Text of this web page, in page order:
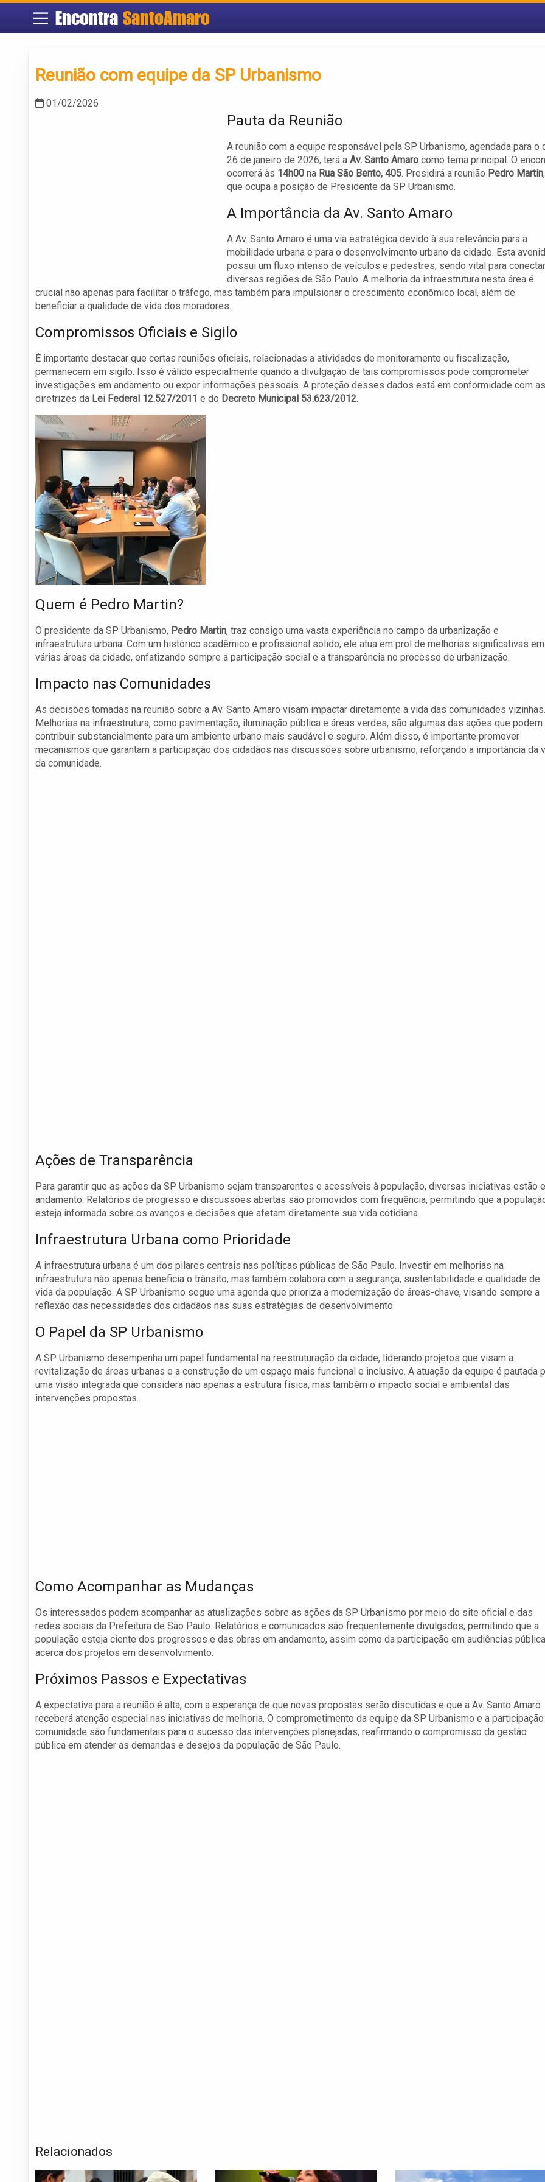
Encontra SantoAmaro
Reunião com equipe da SP Urbanismo
01/02/2026
Pauta da Reunião
A reunião com a equipe responsável pela SP Urbanismo, agendada para o
26 de janeiro de 2026, terá a Av. Santo Amaro como tema principal. O
ocorrerá às 14h00 na Rua São Bento, 405. Presidirá a reunião Pedro Martin,
que ocupa a posição de Presidente da SP Urbanismo.
A Importância da Av. Santo Amaro
A Av. Santo Amaro é uma via estratégica devido à sua relevância para a
mobilidade urbana e para o desenvolvimento urbano da cidade. Esta
possui um fluxo intenso de veículos e pedestres, sendo vital para conectar
diversas regiões de São Paulo. A melhoria da infraestrutura nesta área é
crucial não apenas para facilitar o tráfego, mas também para impulsionar o crescimento econômico local, além de
beneficiar a qualidade de vida dos moradores.
Compromissos Oficiais e Sigilo
É importante destacar que certas reuniões oficiais, relacionadas a atividades de monitoramento ou fiscalização,
permanecem em sigilo. Isso é válido especialmente quando a divulgação de tais compromissos pode comprometer
investigações em andamento ou expor informações pessoais. A proteção desses dados está em conformidade com as
diretrizes da Lei Federal 12.527/2011 e do Decreto Municipal 53.623/2012.
Quem é Pedro Martin?
O presidente da SP Urbanismo, Pedro Martin, traz consigo uma vasta experiência no campo da urbanização e
infraestrutura urbana. Com um histórico acadêmico e profissional sólido, ele atua em prol de melhorias significativas em
várias áreas da cidade, enfatizando sempre a participação social e a transparência no processo de urbanização.
Impacto nas Comunidades
As decisões tomadas na reunião sobre a Av. Santo Amaro visam impactar diretamente a vida das comunidades vizinhas.
Melhorias na infraestrutura, como pavimentação, iluminação pública e áreas verdes, são algumas das ações que podem
contribuir substancialmente para um ambiente urbano mais saudável e seguro. Além disso, é importante promover
mecanismos que garantam a participação dos cidadãos nas discussões sobre urbanismo, reforçando a importância da
da comunidade.
Ações de Transparência
Para garantir que as ações da SP Urbanismo sejam transparentes e acessíveis à população, diversas iniciativas estão
andamento. Relatórios de progresso e discussões abertas são promovidos com frequência, permitindo que a
esteja informada sobre os avanços e decisões que afetam diretamente sua vida cotidiana.
Infraestrutura Urbana como Prioridade
A infraestrutura urbana é um dos pilares centrais nas políticas públicas de São Paulo. Investir em melhorias na
infraestrutura não apenas beneficia o trânsito, mas também colabora com a segurança, sustentabilidade e qualidade de
vida da população. A SP Urbanismo segue uma agenda que prioriza a modernização de áreas-chave, visando sempre a
reflexão das necessidades dos cidadãos nas suas estratégias de desenvolvimento.
O Papel da SP Urbanismo
A SP Urbanismo desempenha um papel fundamental na reestruturação da cidade, liderando projetos que visam a
revitalização de áreas urbanas e a construção de um espaço mais funcional e inclusivo. A atuação da equipe é pautada
uma visão integrada que considera não apenas a estrutura física, mas também o impacto social e ambiental das
intervenções propostas.
Como Acompanhar as Mudanças
Os interessados podem acompanhar as atualizações sobre as ações da SP Urbanismo por meio do site oficial e das
redes sociais da Prefeitura de São Paulo. Relatórios e comunicados são frequentemente divulgados, permitindo que a
população esteja ciente dos progressos e das obras em andamento, assim como da participação em audiências
acerca dos projetos em desenvolvimento.
Próximos Passos e Expectativas
A expectativa para a reunião é alta, com a esperança de que novas propostas serão discutidas e que a Av. Santo Amaro
receberá atenção especial nas iniciativas de melhoria. O comprometimento da equipe da SP Urbanismo e a
comunidade são fundamentais para o sucesso das intervenções planejadas, reafirmando o compromisso da gestão
pública em atender as demandas e desejos da população de São Paulo.
Relacionados